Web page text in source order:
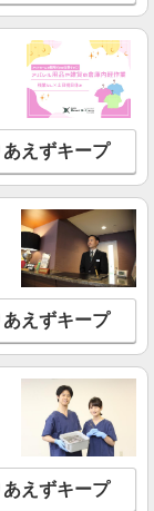
販売
・能力による） ※
定あり） ゜
+゜ 入社祝い金10
・゜+゜
販店
を見る
売【au】
経験・能力によ
期間6か月・時給
あり） ゜
+゜ 入社祝い金10
+゜・。○。・゜
を見る
あえずキープ
あえずキープ
あえずキープ